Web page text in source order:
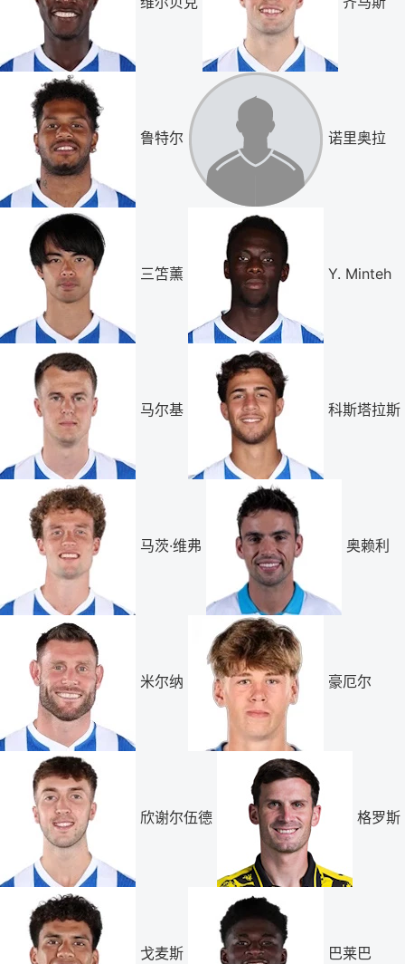
鲁特尔 诺里奥拉
三笘薰 Y. Minteh
马尔基 科斯塔拉斯
马茨·维弗 奥赖利
米尔纳 豪厄尔
欣谢尔伍德 格罗斯
戈麦斯 巴莱巴